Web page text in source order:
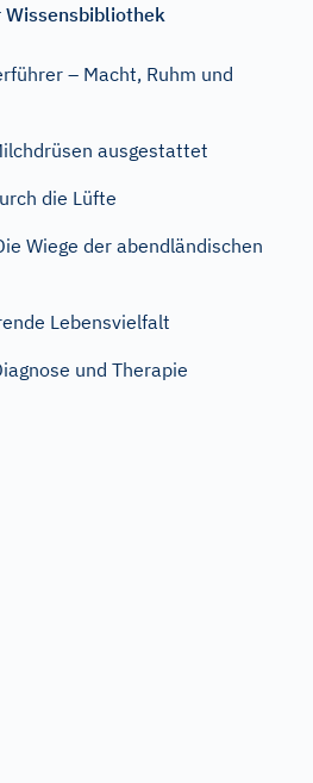
– Macht, Ruhm und
ausgestattet
die Lüfte
Wiege der abendländischen
Lebensvielfalt
und Therapie